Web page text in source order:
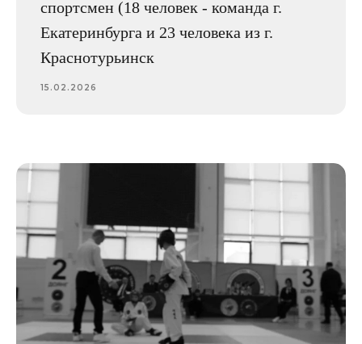
спортсмен (18 человек - команда г.
Екатеринбурга и 23 человека из г.
Краснотурьинск
15.02.2026